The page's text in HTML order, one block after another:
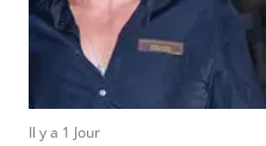
Il y a 1 Jour